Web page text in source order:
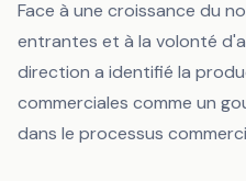
Face à une croissance du
entrantes et à la volonté
direction a identifié la
commerciales comme un
dans le processus